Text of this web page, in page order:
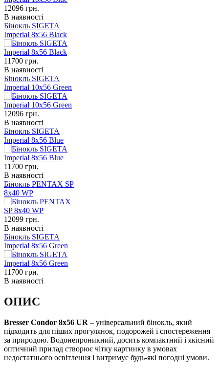
12096 грн.
В наявності
Бінокль SIGETA
Imperial 8x56 Black
11700 грн.
В наявності
Бінокль SIGETA
Imperial 10x56 Green
12096 грн.
В наявності
Бінокль SIGETA
Imperial 8x56 Blue
11700 грн.
В наявності
Бінокль PENTAX SP
8x40 WP
12099 грн.
В наявності
Бінокль SIGETA
Imperial 8x56 Green
11700 грн.
В наявності
ОПИС
Bresser Condor 8x56 UR – універсальний бінокль, який
підходить для піших прогулянок, подорожей і спостереження
за природою. Водонепроникний, досить компактний і якісний
оптичний прилад створює чітку картинку в умовах
недостатнього освітлення і витримує будь-які погодні умови.